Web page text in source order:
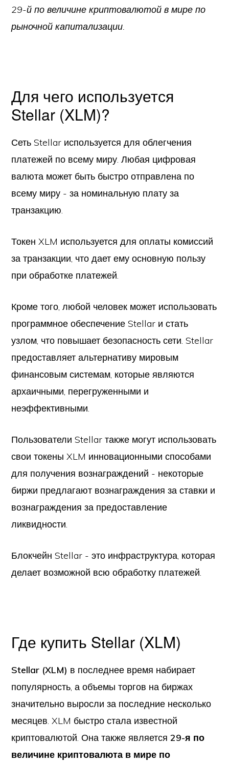
29-й по величине криптовалютой в мире по
рыночной капитализации.
Для чего используется
Stellar (XLM)?
Сеть Stellar используется для облегчения
платежей по всему миру. Любая цифровая
валюта может быть быстро отправлена по
всему миру - за номинальную плату за
транзакцию.
Токен XLM используется для оплаты комиссий
за транзакции, что дает ему основную пользу
при обработке платежей.
Кроме того, любой человек может использовать
программное обеспечение Stellar и стать
узлом, что повышает безопасность сети. Stellar
предоставляет альтернативу мировым
финансовым системам, которые являются
архаичными, перегруженными и
неэффективными.
Пользователи Stellar также могут использовать
свои токены XLM инновационными способами
для получения вознаграждений - некоторые
биржи предлагают вознаграждения за ставки и
вознаграждения за предоставление
ликвидности.
Блокчейн Stellar - это инфраструктура, которая
делает возможной всю обработку платежей.
Где купить Stellar (XLM)
Stellar (XLM) в последнее время набирает
популярность, а объемы торгов на биржах
значительно выросли за последние несколько
месяцев. XLM быстро стала известной
криптовалютой. Она также является29-я по
величине криптовалюта в мире по